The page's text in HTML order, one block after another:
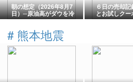
朝の想定（2026年8月7
日）─原油高がダウを冷
やす日
６日の売却
とお試しクー
# 熊本地震